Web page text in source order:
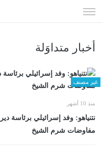
الى
أخبار متداوَلة
غير مصنف
منذ 10 أشهر
نتنياهو: وفد إسرائيلي
مفاوضات شرم الشيخ